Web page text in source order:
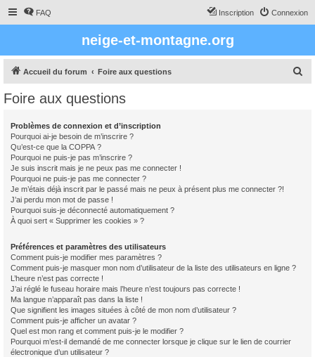
FAQ Connexion
Inscription
neige-et-montagne.org
Accueil du forum Foire aux questions
Foire aux questions
Problèmes de connexion et d’inscription
Pourquoi ai-je besoin de m’inscrire ?
Qu’est-ce que la COPPA ?
Pourquoi ne puis-je pas m’inscrire ?
Je suis inscrit mais je ne peux pas me connecter !
Pourquoi ne puis-je pas me connecter ?
Je m’étais déjà inscrit par le passé mais ne peux à présent plus me connecter ?!
J’ai perdu mon mot de passe !
Pourquoi suis-je déconnecté automatiquement ?
À quoi sert « Supprimer les cookies » ?
Préférences et paramètres des utilisateurs
Comment puis-je modifier mes paramètres ?
Comment puis-je masquer mon nom d’utilisateur de la liste des utilisateurs en ligne ?
L’heure n’est pas correcte !
J’ai réglé le fuseau horaire mais l’heure n’est toujours pas correcte !
Ma langue n’apparaît pas dans la liste !
Que signifient les images situées à côté de mon nom d’utilisateur ?
Comment puis-je afficher un avatar ?
Quel est mon rang et comment puis-je le modifier ?
Pourquoi m’est-il demandé de me connecter lorsque je clique sur le lien de courrier
électronique d’un utilisateur ?